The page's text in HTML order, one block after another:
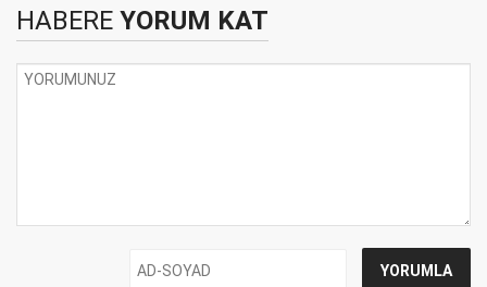
HABERE YORUM KAT